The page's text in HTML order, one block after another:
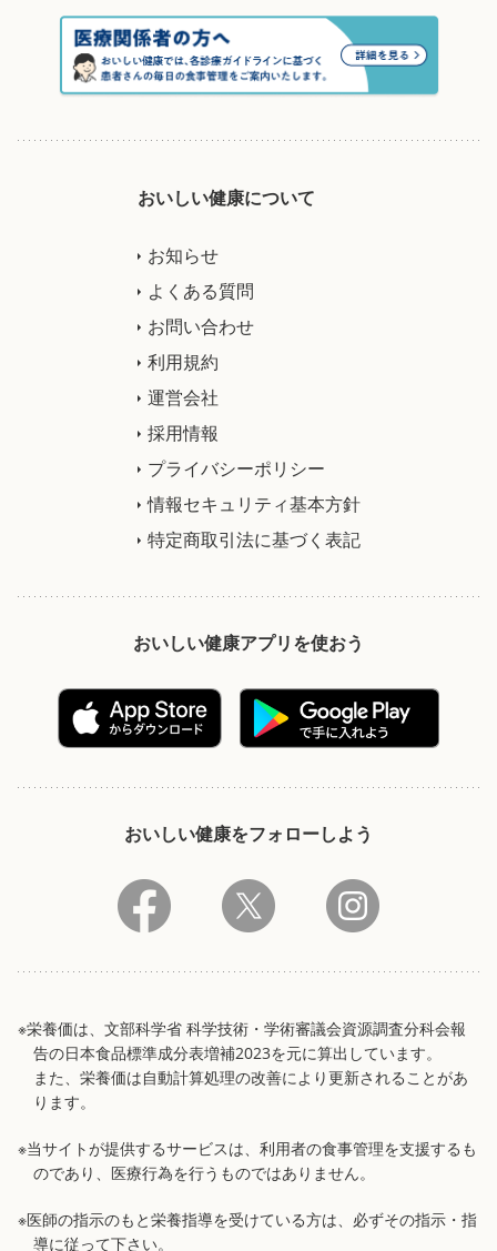
おいしい健康について
お知らせ
よくある質問
お問い合わせ
利用規約
運営会社
採用情報
プライバシーポリシー
情報セキュリティ基本方針
特定商取引法に基づく表記
おいしい健康アプリを使おう
おいしい健康をフォローしよう
※栄養価は、文部科学省 科学技術・学術審議会資源調査分科会報
告の日本食品標準成分表増補2023を元に算出しています。
また、栄養価は自動計算処理の改善により更新されることがあ
ります。
※当サイトが提供するサービスは、利用者の食事管理を支援するも
のであり、医療行為を行うものではありません。
※医師の指示のもと栄養指導を受けている方は、必ずその指示・指
導に従って下さい。